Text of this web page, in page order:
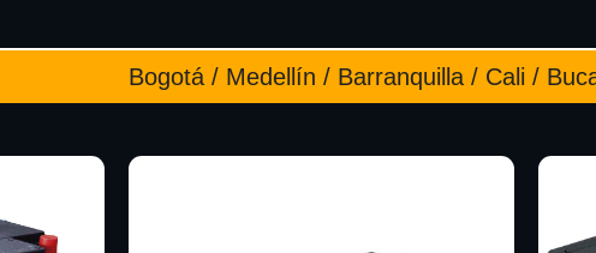
Bogotá / Medellín / Barranquilla / Cali /